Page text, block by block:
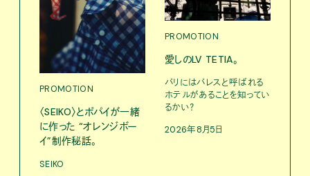
PROMOTION
〈SEIKO〉とポパイが一緒
に作った “オレンジボー
イ”制作秘話。
SEIKO
PROMOTION
愛しのLV TETIA。
パリにはパレスと呼ばれる
ホテルがあることを知ってい
るかい？
2026年8月5日